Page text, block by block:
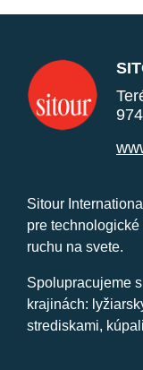
Sitour
pre
ruchu na svete.
Spolupracujeme
krajinách:
strediskami,